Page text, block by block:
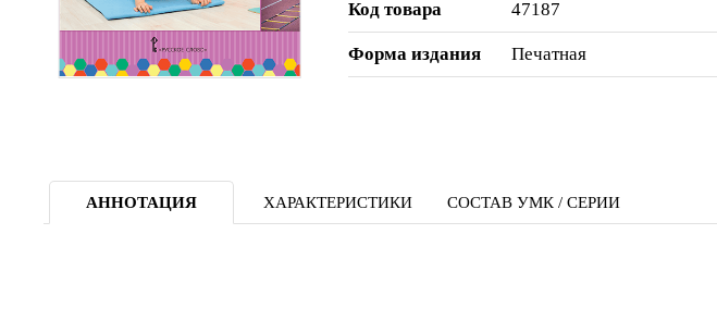
Код товара 47187
Форма издания Печатная
АННОТАЦИЯ ХАРАКТЕРИСТИКИ СОСТАВ УМК / СЕРИИ